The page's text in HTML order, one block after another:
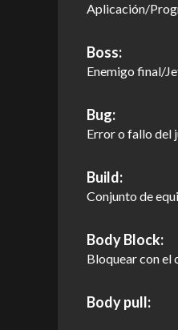
Aplicación/
Boss:
Enemigo final/
Bug:
Error o fallo del
Build:
Conjunto de
Body Block:
Bloquear con el
Body pull: